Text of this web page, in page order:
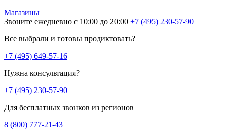
Магазины
Звоните ежедневно с 10:00 до 20:00 +7 (495) 230-57-90
Все выбрали и готовы продиктовать?
+7 (495) 649-57-16
Нужна консультация?
+7 (495) 230-57-90
Для бесплатных звонков из регионов
8 (800) 777-21-43